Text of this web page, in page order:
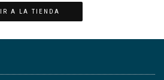
IR A LA TIENDA